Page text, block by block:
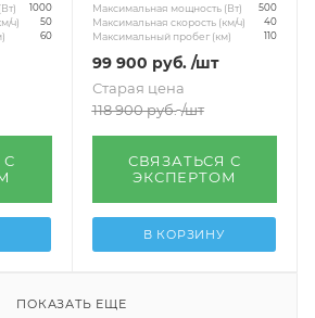
1000
ч) 50
60
С
Максимальная мощность (Вт) 500
Максимальная скорость (км/ч) 40
Максимальный пробег (км) 110
99 900 руб. /шт
Старая цена
118 900руб. /шт
СВЯЗАТЬСЯ С
ЭКСПЕРТОМ
В КОРЗИНУ
ПОКАЗАТЬ ЕЩЕ